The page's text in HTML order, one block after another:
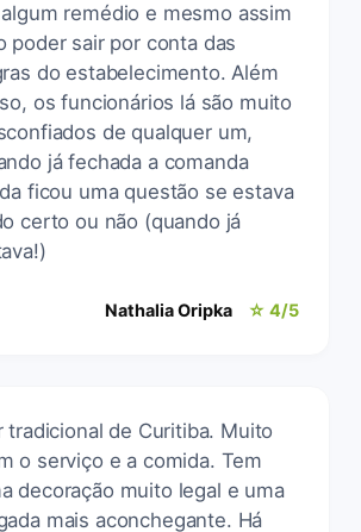
remédio e mesmo assim
poder sair por conta das
do estabelecimento. Além
os funcionários lá são muito
de qualquer um,
já fechada a comanda
ficou uma questão se estava
certo ou não (quando já
Nathalia Oripka ☆ 4/5
tradicional de Curitiba. Muito
o serviço e a comida. Tem
decoração muito legal e uma
mais aconchegante. Há